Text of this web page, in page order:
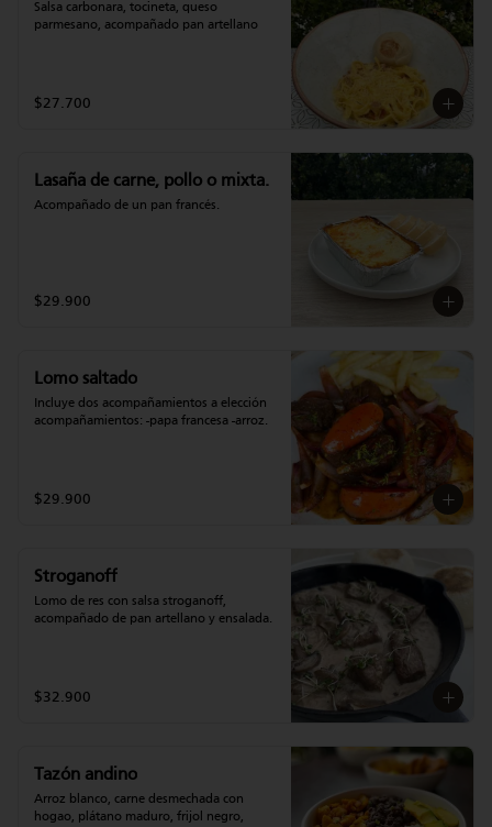
Salsa carbonara, tocineta, queso
parmesano, acompañado pan artellano
$27.700
Lasaña de carne, pollo o mixta.
Acompañado de un pan francés.
$29.900
Lomo saltado
Incluye dos acompañamientos a elección
acompañamientos: -papa francesa -arroz.
$29.900
Stroganoff
Lomo de res con salsa stroganoff,
acompañado de pan artellano y ensalada.
$32.900
Tazón andino
Arroz blanco, carne desmechada con
hogao, plátano maduro, frijol negro,